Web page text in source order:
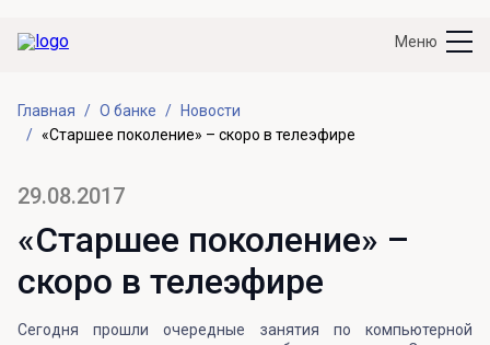
Меню
Главная О банке
Новости
«Старшее поколение» – скоро в телеэфире
29.08.2017
«Старшее поколение» –
скоро в телеэфире
Сегодня прошли очередные занятия по компьютерной